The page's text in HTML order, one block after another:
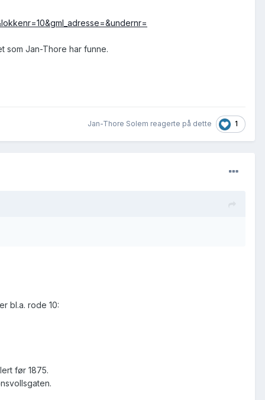
som Jan-Thore har funne.
Jan-Thore Solem reagerte på dette 1
bl.a. rode 10:
før 1875.